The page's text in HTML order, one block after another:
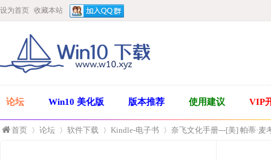
设为首页 收藏本站
论坛 Win10 美化版 版本推荐 使用建议 VIP
首页 论坛 软件下载 Kindle-电子书 奈飞文化手册---[美] 帕蒂·麦